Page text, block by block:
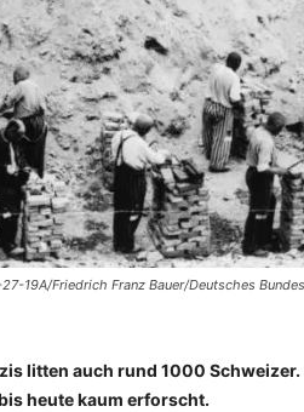
19A/Friedrich Franz Bauer/Deutsches
litten auch rund 1000
heute kaum erforscht.